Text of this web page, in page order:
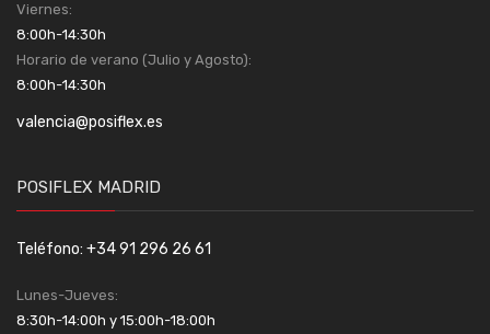
Viernes:
8:00h-14:30h
Horario de verano (Julio y Agosto):
8:00h-14:30h
valencia@posiflex.es
POSIFLEX MADRID
Teléfono: +34 91 296 26 61
Lunes-Jueves:
8:30h-14:00h y 15:00h-18:00h